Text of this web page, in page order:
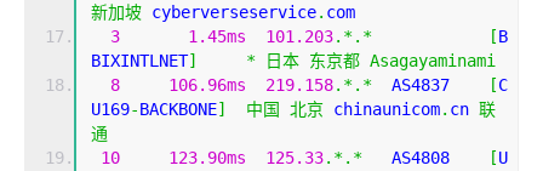
新加坡 cyberverseservice. com
3
1.45ms 101.203.*.* [B
BIXINTLNET] * 日本 东京都 Asagayaminami
8
106.96ms 219.158.*.*
  AS4837
[C
U169-BACKBONE] 中国 北京 chinaunicom. cn 联
通
10
123.90ms 125.33.*.*
   AS4808
[U